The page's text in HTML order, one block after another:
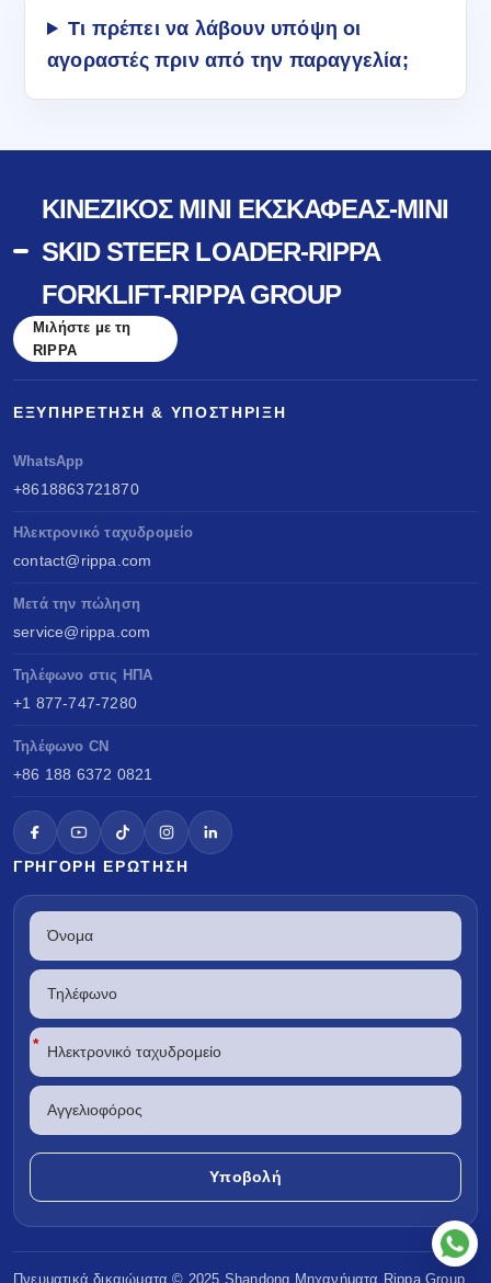
Τι πρέπει να λάβουν υπόψη οι
αγοραστές πριν από την παραγγελία;
ΚΙΝΈΖΙΚΟΣ ΜΊΝΙ ΕΚΣΚΑΦΈΑΣ-MINI
SKID STEER LOADER-RIPPA
FORKLIFT-RIPPA GROUP
Μιλήστε με τη
RIPPA
ΕΞΥΠΗΡΈΤΗΣΗ & ΥΠΟΣΤΉΡΙΞΗ
WhatsApp
+8618863721870
Ηλεκτρονικό ταχυδρομείο
contact@rippa.com
Μετά την πώληση
service@rippa.com
Τηλέφωνο στις ΗΠΑ
+1 877-747-7280
Τηλέφωνο CN
+86 188 6372 0821
ΓΡΉΓΟΡΗ ΕΡΏΤΗΣΗ
*
Πνευματικά δικαιώματα © 2025 Shandong Μηχανήματα RippaGroup